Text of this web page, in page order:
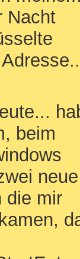
Nacht
beim
neue
die mir